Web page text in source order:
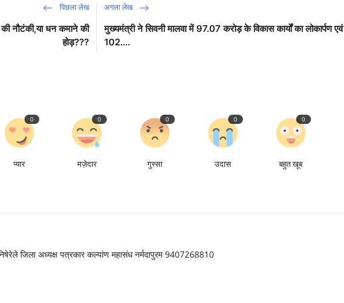
पिछला लेख
नौटंकी,या धन कमाने की
होड़???
अगला लेख
मुख्यमंत्री ने सिवनी मालवा में 97.07 करोड़ के विकास कार्यों का लोकार्पण एवं
102....
0
प्यार
0
मज़ेदार
0
गुस्सा
0
उदास
0
बहुत खूब
जिला अध्यक्ष पत्रकार कल्यांण महासंध नर्मदापुरम 9407268810